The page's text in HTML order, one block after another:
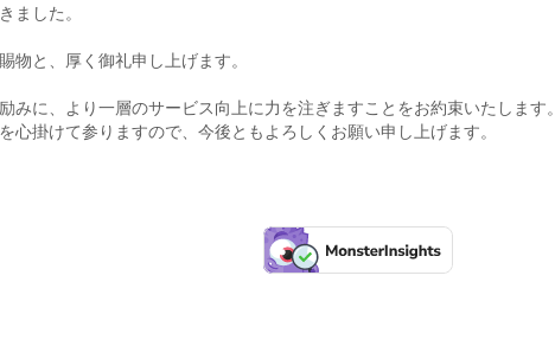
ました。
物と、厚く御礼申し上げます。
みに、より一層のサービス向上に力を注ぎますことをお約束いたします。
心掛けて参りますので、今後ともよろしくお願い申し上げます。